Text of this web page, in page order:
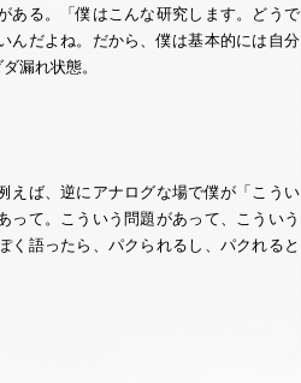
ある。「僕はこんな研究します。どうで
んだよね。だから、僕は基本的には自分
漏れ状態。
えば、逆にアナログな場で僕が「こうい
って。こういう問題があって、こういう
く語ったら、パクられるし、パクれると